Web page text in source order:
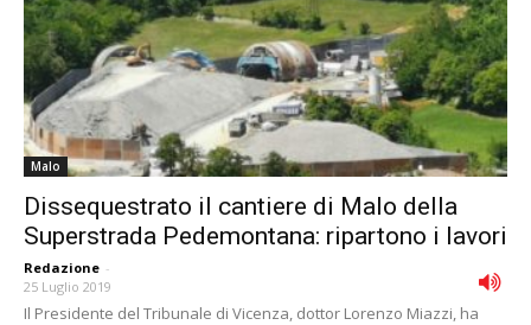
Malo
Dissequestrato il cantiere di Malo della
Superstrada Pedemontana: ripartono i lavori
Redazione -
25 Luglio 2019
Il Presidente del Tribunale di Vicenza, dottor Lorenzo Miazzi, ha